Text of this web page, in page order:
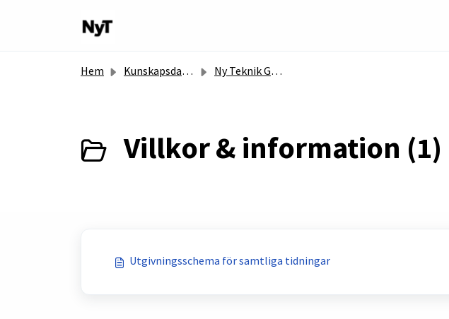
Hem Kunskapsdatabas Ny Teknik Group
Villkor & information (1)
Utgivningsschema för samtliga tidningar